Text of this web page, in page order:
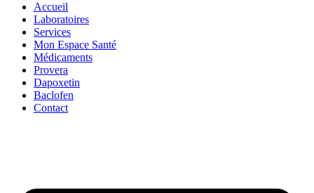
Accueil
Laboratoires
Services
Mon Espace Santé
Médicaments
Provera
Dapoxetin
Baclofen
Contact